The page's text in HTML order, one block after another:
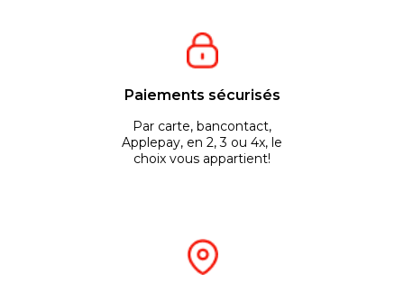
Paiements sécurisés
Par carte, bancontact,
Applepay, en 2, 3 ou 4x, le
choix vous appartient!